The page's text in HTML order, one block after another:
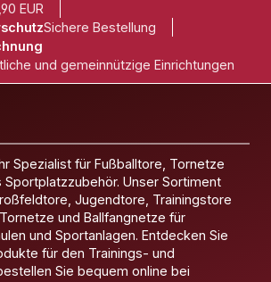
EUR
Sichere Bestellung
und gemeinnützige Einrichtungen
Spezialist für Fußballtore, Tornetze
Unser Sortiment
Jugendtore, Trainingstore
und Ballfangnetze für
und Sportanlagen. Entdecken Sie
für den Trainings- und
Sie bequem online bei